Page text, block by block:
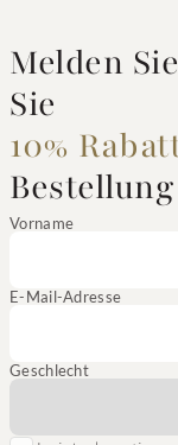
Melden
Sie
10%
Bestellung
Vorname
E-Mail-Adresse
Geschlecht